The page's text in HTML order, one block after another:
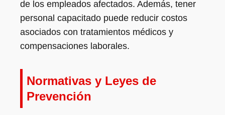
de los empleados afectados. Además, tener
personal capacitado puede reducir costos
asociados con tratamientos médicos y
compensaciones laborales.
Normativas y Leyes de
Prevención